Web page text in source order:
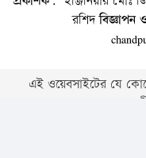
রশিদবিজ্ঞাপন
এই ওয়েবসাইটের যে